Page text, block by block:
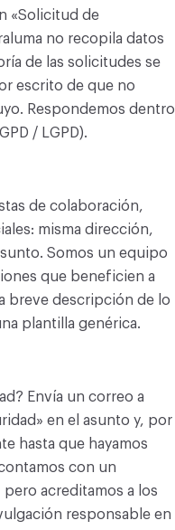
«Solicitud de
no recopila datos
de las solicitudes se
escrito de que no
Respondemos dentro
/ LGPD).
de colaboración,
misma dirección,
Somos un equipo
que beneficien a
breve descripción de lo
plantilla genérica.
Envía un correo a
en el asunto y, por
hasta que hayamos
con un
acreditamos a los
responsable en